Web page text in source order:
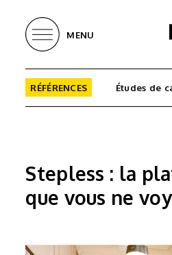
MENU
RÉFÉRENCES Études de
Stepless : la
que vous ne